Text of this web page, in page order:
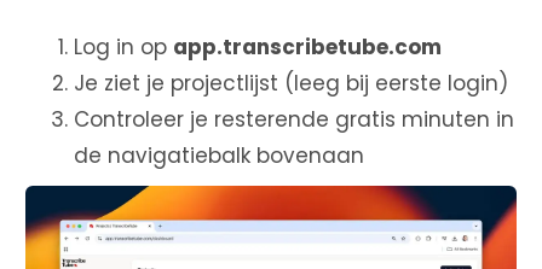
Log in op app.transcribetube.com
Je ziet je projectlijst (leeg bij eerste login)
Controleer je resterende gratis minuten in
de navigatiebalk bovenaan